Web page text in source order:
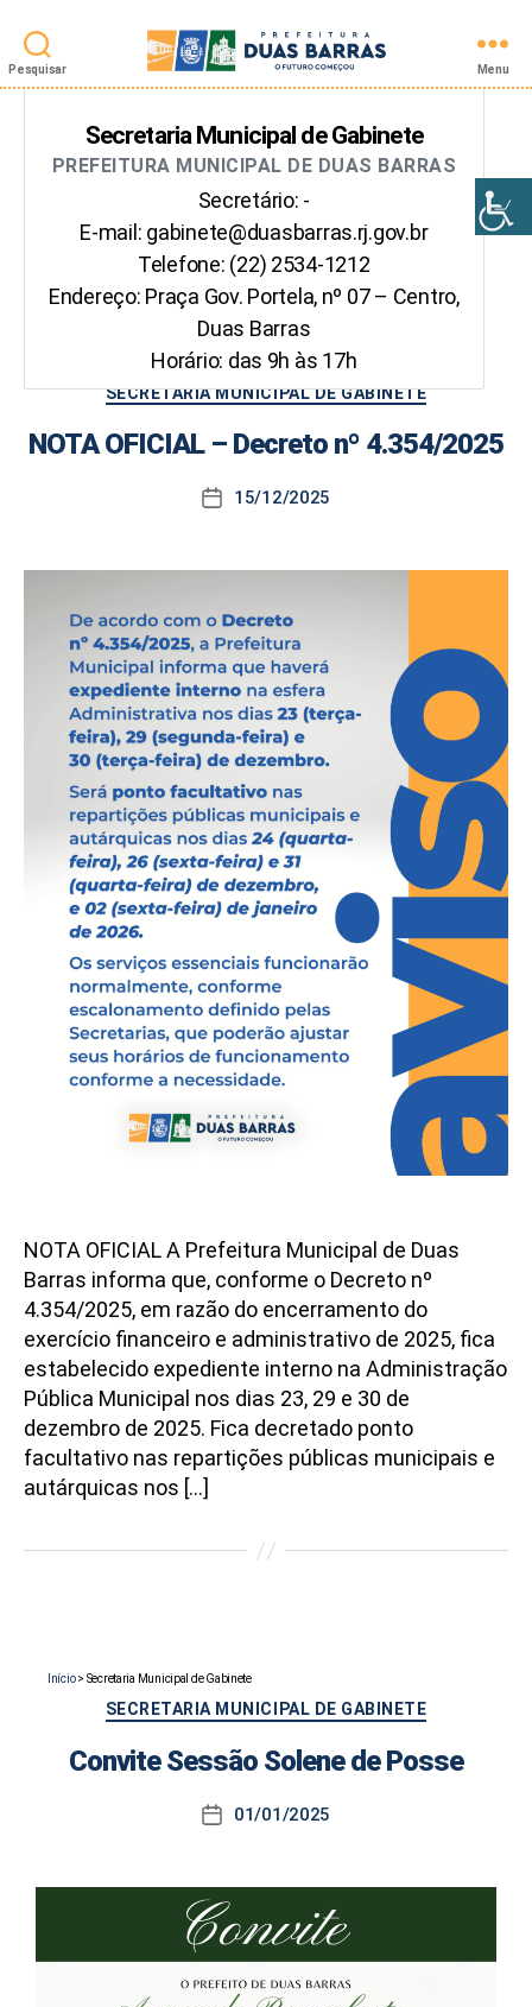
Pesquisar
Prefeitura
de
Duas
Barras
Menu
Secretaria Municipal de Gabinete
PREFEITURA MUNICIPAL DE DUAS BARRAS
Secretário: -
E-mail: gabinete@duasbarras.rj.gov.br
Telefone: (22) 2534-1212
Endereço: Praça Gov. Portela, nº 07 – Centro,
Duas Barras
Horário: das 9h às 17h
Secretaria Municipal de Gabinete
Categorias
SECRETARIA MUNICIPAL DE GABINETE
NOTA OFICIAL – Decreto nº 4.354/2025
Data15/12/2025
NOTA OFICIAL A Prefeitura Municipal de Duas
Barras informa que, conforme o Decreto nº
4.354/2025, em razão do encerramento do
exercício financeiro e administrativo de 2025, fica
estabelecido expediente interno na Administração
Pública Municipal nos dias 23, 29 e 30 de
dezembro de 2025. Fica decretado ponto
facultativo nas repartições públicas municipais e
autárquicas nos […]
Início> Secretaria Municipal de Gabinete
Categorias
SECRETARIA MUNICIPAL DE GABINETE
Convite Sessão Solene de Posse
Data01/01/2025